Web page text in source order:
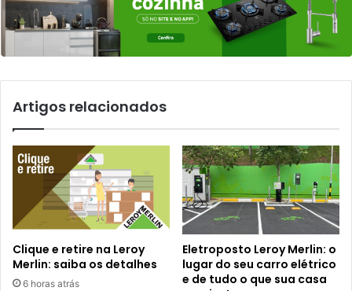
Artigos relacionados
Clique e retire na Leroy
Merlin: saiba os detalhes
6 horas atrás
Eletroposto Leroy Merlin: o
lugar do seu carro elétrico
e de tudo o que sua casa